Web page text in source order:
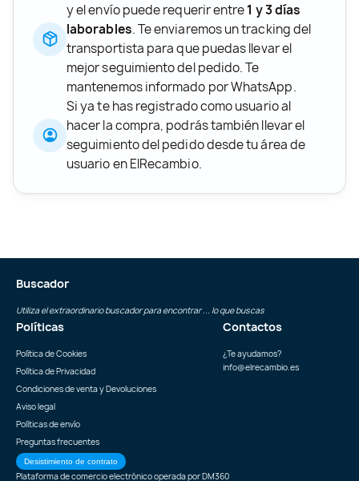
y el envío puede requerir entre1 y 3 días
laborables. Te enviaremos un tracking del
transportista para que puedas llevar el
mejor seguimiento del pedido. Te
mantenemos informado por WhatsApp.
Si ya te has registrado como usuario al
hacer la compra, podrás también llevar el
seguimiento del pedido desde tu área de
usuario en ElRecambio.
Buscador
Utiliza el extraordinario buscador para encontrar ... lo que buscas
Políticas
Política de Cookies
Política de Privacidad
Condiciones de venta y Devoluciones
Aviso legal
Políticas de envío
Preguntas frecuentes
Desistimiento de contrato
Contactos
¿Te ayudamos?
info@elrecambio.es
Plataforma de comercio electrónico operada porDM360